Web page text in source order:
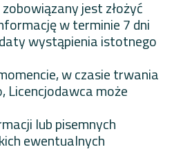
jest złożyć
w terminie 7 dni
wystąpienia istotnego
w czasie trwania
Licencjodawca może
lub pisemnych
ewentualnych